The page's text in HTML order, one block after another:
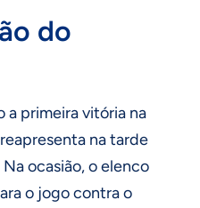
do
a primeira vitória na
na tarde
ocasião, o elenco
o jogo contra o